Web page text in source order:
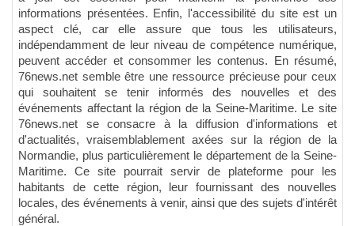
informations présentées. Enfin, l'accessibilité du site est un
aspect clé, car elle assure que tous les utilisateurs,
indépendamment de leur niveau de compétence numérique,
peuvent accéder et consommer les contenus. En résumé,
76news.net semble être une ressource précieuse pour ceux
qui souhaitent se tenir informés des nouvelles et des
événements affectant la région de la Seine-Maritime. Le site
76news.net se consacre à la diffusion d'informations et
d'actualités, vraisemblablement axées sur la région de la
Normandie, plus particulièrement le département de la Seine-
Maritime. Ce site pourrait servir de plateforme pour les
habitants de cette région, leur fournissant des nouvelles
locales, des événements à venir, ainsi que des sujets d'intérêt
général.